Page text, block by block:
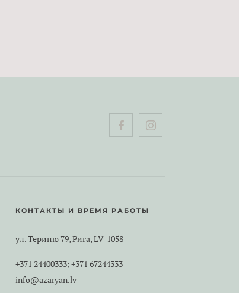
КОНТАКТЫ И ВРЕМЯ РАБОТЫ
ул. Териню 79, Рига, LV-1058
+371 24400333; +371 67244333
info@azaryan.lv